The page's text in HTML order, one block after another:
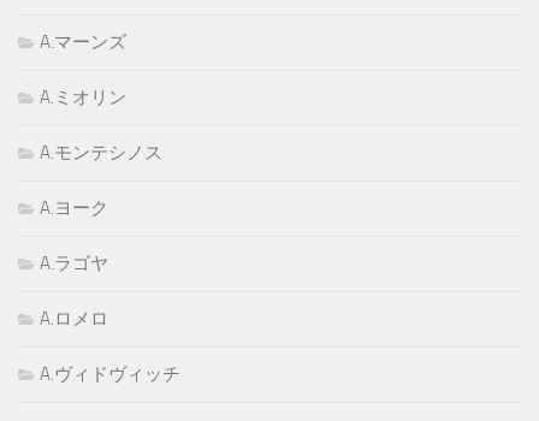
A.マーンズ
A.ミオリン
A.モンテシノス
A.ヨーク
A.ラゴヤ
A.ロメロ
A.ヴィドヴィッチ